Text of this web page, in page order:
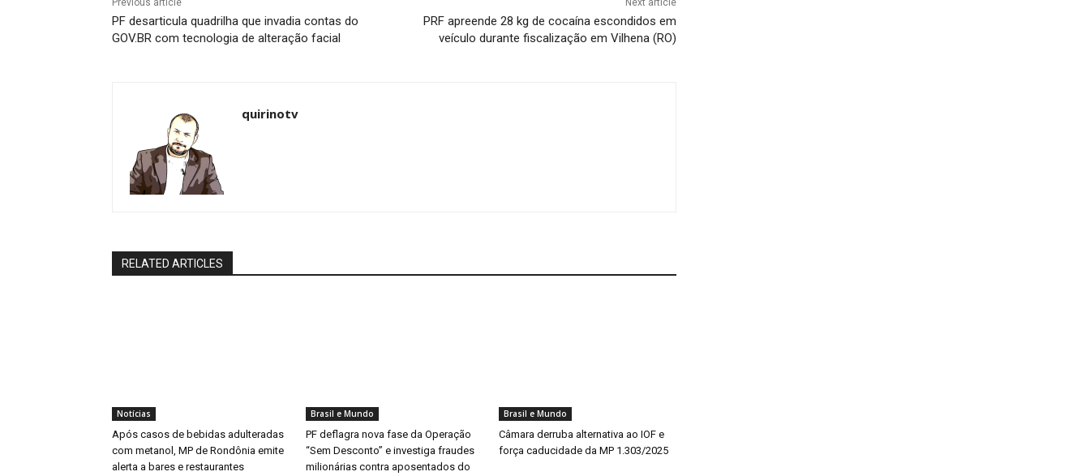
Previous article
PF desarticula quadrilha que invadia contas do
GOV.BR com tecnologia de alteração facial
Next article
PRF apreende 28 kg de cocaína escondidos em
veículo durante fiscalização em Vilhena (RO)
quirinotv
RELATED ARTICLES
Notícias
Após casos de bebidas adulteradas
com metanol, MP de Rondônia emite
alerta a bares e restaurantes
Brasil e Mundo
PF deflagra nova fase da Operação
“Sem Desconto” e investiga fraudes
milionárias contra aposentados do
Brasil e Mundo
Câmara derruba alternativa ao IOF e
força caducidade da MP 1.303/2025